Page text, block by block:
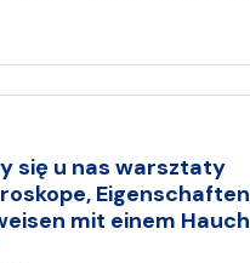
(
n
i
a
się u nas warsztaty
Eigenschaften
mit einem Hauch